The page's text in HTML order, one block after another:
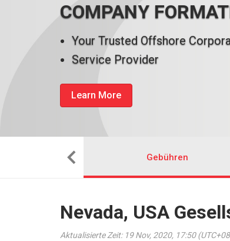
COMPANY
Your Trusted Offshore
Service Provider
Learn More
Gebühren
Nevada, USA
Aktualisierte Zeit: 19 Nov, 2020, 17:50